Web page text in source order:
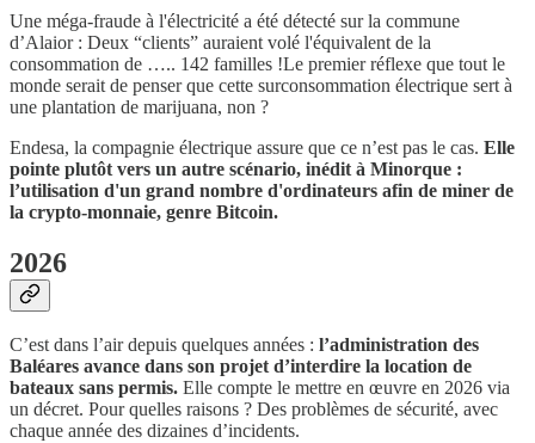
Une méga-fraude à l'électricité a été détecté sur la commune
d’Alaior : Deux “clients” auraient volé l'équivalent de la
consommation de ….. 142 familles !Le premier réflexe que tout le
monde serait de penser que cette surconsommation électrique sert à
une plantation de marijuana, non ?
Endesa, la compagnie électrique assure que ce n’est pas le cas. Elle
pointe plutôt vers un autre scénario, inédit à Minorque :
l’utilisation d'un grand nombre d'ordinateurs afin de miner de
la crypto-monnaie, genre Bitcoin.
2026
C’est dans l’air depuis quelques années : l’administration des
Baléares avance dans son projet d’interdire la location de
bateaux sans permis. Elle compte le mettre en œuvre en 2026 via
un décret. Pour quelles raisons ? Des problèmes de sécurité, avec
chaque année des dizaines d’incidents.